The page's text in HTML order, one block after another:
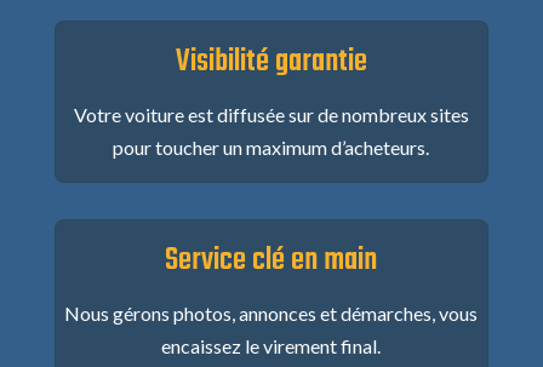
Visibilité garantie
Votre voiture est diffusée sur de nombreux sites
pour toucher un maximum d’acheteurs.
Service clé en main
Nous gérons photos, annonces et démarches, vous
encaissez le virement final.